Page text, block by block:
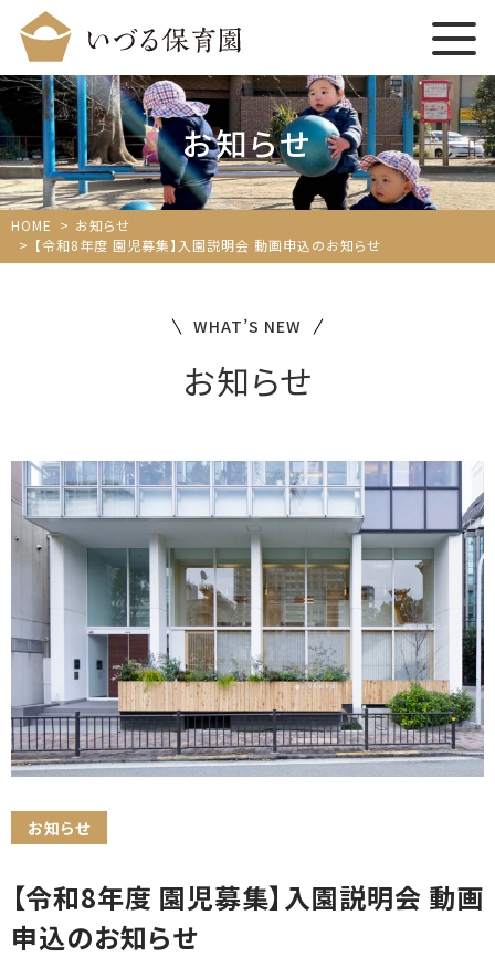
お知らせ
HOME
お知らせ
【令和8年度 園児募集】入園説明会 動画申込のお知らせ
WHAT’S NEW
お知らせ
お知らせ
【令和8年度 園児募集】入園説明会 動画
申込のお知らせ